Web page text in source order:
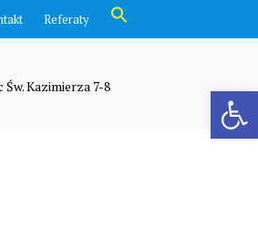
Otwórz pasek narzędzi
Referaty
Search Button
Św. Kazimierza 7-8